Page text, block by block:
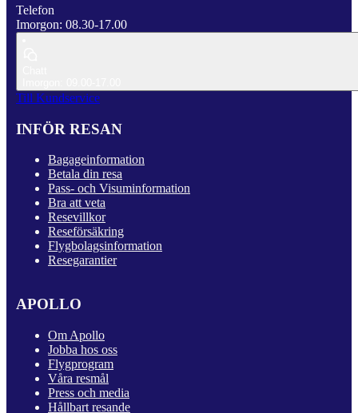
Telefon
Imorgon: 08.30-17.00
Till Kundservice
INFÖR RESAN
Bagageinformation
Betala din resa
Pass- och Visuminformation
Bra att veta
Resevillkor
Reseförsäkring
Flygbolagsinformation
Resegarantier
APOLLO
Om Apollo
Jobba hos oss
Flygprogram
Våra resmål
Press och media
Hållbart resande